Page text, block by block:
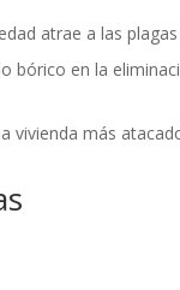
atrae a las
bórico en la
vivienda más